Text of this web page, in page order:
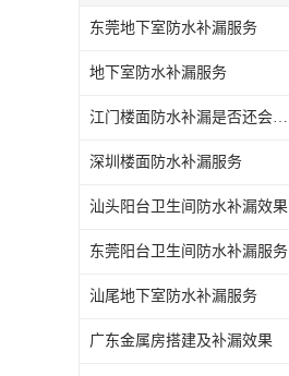
东莞地下室防水补漏服务
地下室防水补漏服务
江门楼面防水补漏是否还会漏水
深圳楼面防水补漏服务
汕头阳台卫生间防水补漏效果
东莞阳台卫生间防水补漏服务
汕尾地下室防水补漏服务
广东金属房搭建及补漏效果